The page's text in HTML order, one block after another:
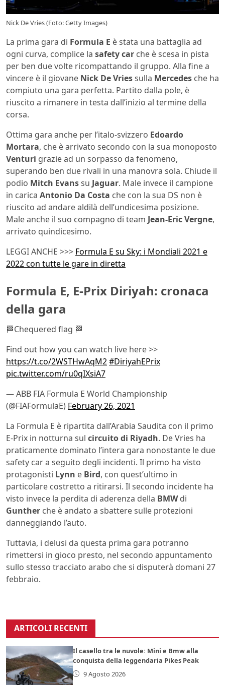
Nick De Vries (Foto: Getty Images)
La prima gara di Formula E è stata una battaglia ad
ogni curva, complice la safety car che è scesa in pista
per ben due volte ricompattando il gruppo. Alla fine a
vincere è il giovane Nick De Vriessulla Mercedes che ha
compiuto una gara perfetta. Partito dalla pole, è
riuscito a rimanere in testa dall’inizio al termine della
corsa.
Ottima gara anche per l’italo-svizzero Edoardo
Mortara, che è arrivato secondo con la sua monoposto
Venturi grazie ad un sorpasso da fenomeno,
superando ben due rivali in una manovra sola. Chiude il
podio Mitch Evanssu Jaguar. Male invece il campione
in carica Antonio Da Costa che con la sua DS non è
riuscito ad andare aldilà dell’undicesima posizione.
Male anche il suo compagno di team Jean-EricVergne,
arrivato quindicesimo.
LEGGI ANCHE >>> Formula E su Sky: i Mondiali 2021 e
2022 con tutte le gare in diretta
Formula E, E-Prix Diriyah: cronaca
della gara
🏁Chequered flag 🏁
Find out how you can watch live here >>
https://t.co/2WSTHwAqM2#DiriyahEPrix
pic.twitter.com/ru0qIXsiA7
— ABB FIA Formula E World Championship
(@FIAFormulaE) February 26, 2021
La Formula E è ripartita dall’Arabia Saudita con il primo
E-Prix in notturna sul circuito di Riyadh. De Vries ha
praticamente dominato l’intera gara nonostante le due
safety car a seguito degli incidenti. Il primo ha visto
protagonisti Lynn e Bird, con quest’ultimo in
particolare costretto a ritirarsi. Il secondo incidente ha
visto invece la perdita di aderenza della BMWdi
Gunther che è andato a sbattere sulle protezioni
danneggiando l’auto.
Tuttavia, i delusi da questa prima gara potranno
rimettersi in gioco presto, nel secondo appuntamento
sullo stesso tracciato arabo che si disputerà domani 27
febbraio.
ARTICOLI RECENTI
Il casello tra le nuvole: Mini e Bmw alla
conquista della leggendaria Pikes Peak
9 Agosto 2026